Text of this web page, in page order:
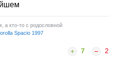
а кто-то с родословной
Spacio 1997
7 2